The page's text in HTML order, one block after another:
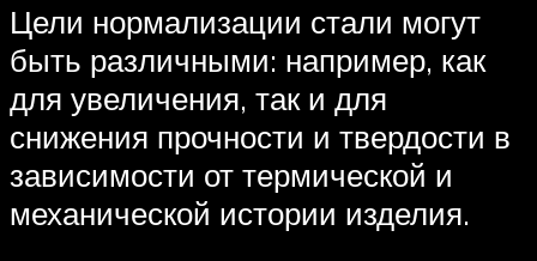
Цели нормализации стали могут
быть различными: например, как
для увеличения, так и для
снижения прочности и твердости в
зависимости от термической и
механической истории изделия.